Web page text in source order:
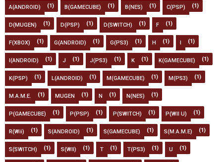
A(ANDROID) (1) B(GAMECUBE) (1) B(NES) (1) C(PSP) (1)
D(MUGEN) (1) D(PSP) (1) D(SWITCH) (1) F (1)
F(XBOX) (1) G(ANDROID) (1) G(PS3) (1) H (1) (1)
I(ANDROID) (1) J (1) J(PS3) (1) K (1) K(GAMECUBE) (1)
K(PSP) (1) L(ANDROID) (1) M(GAMECUBE) (1) M(PS3) (1)
M.A.M.E. (1) MUGEN (1) N (1) N(NES) (1)
P(GAMECUBE) (1) P(PSP) (1) P(SWITCH) (1) P(WII U) (1)
R(Wii) (1) S(ANDROID) (1) S(GAMECUBE) (1) S(M.A.M.E) (1)
S(SWITCH) (1) S(WII) (1) T (1) T(PS3) (1) U (1)